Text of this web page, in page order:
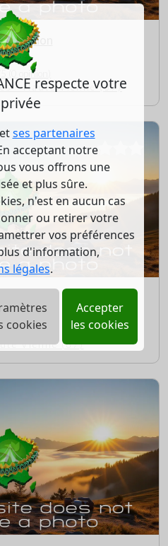
respecte votre
ses partenaires
acceptant notre
vous offrons une
et plus sûre.
n'est en aucun cas
ou retirer votre
vos préférences
d'information,
légales.
cookies
Accepter
les cookies
Dognon
5 (0 opinion)
- Haute Vienne (87)
(0 opinion)
Vienne (87)